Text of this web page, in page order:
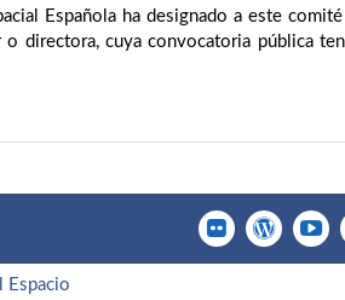
Española ha designado a este
directora, cuya convocatoria pública
Espacio